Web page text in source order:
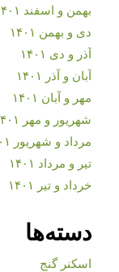
بهمن و اسفند ۱۴۰۱
دی و بهمن ۱۴۰۱
آذر و دی ۱۴۰۱
آبان و آذر ۱۴۰۱
مهر و آبان ۱۴۰۱
شهریور و مهر ۱۴۰۱
مرداد و شهریور ۱۴۰۱
تیر و مرداد ۱۴۰۱
خرداد و تیر ۱۴۰۱
دسته‌ها
اسکنر گنج